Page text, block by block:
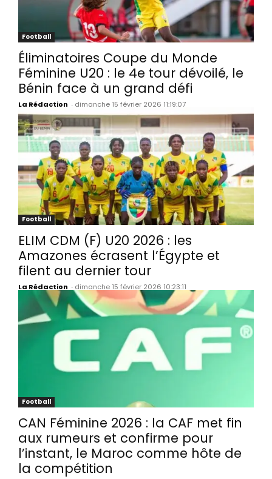
Football
Éliminatoires Coupe du Monde
Féminine U20 : le 4e tour dévoilé, le
Bénin face à un grand défi
La Rédaction - dimanche 15 février 2026 11:19:07
Football
ELIM CDM (F) U20 2026 : les
Amazones écrasent l’Égypte et
filent au dernier tour
La Rédaction - dimanche 15 février 2026 10:23:11
Football
CAN Féminine 2026 : la CAF met fin
aux rumeurs et confirme pour
l’instant, le Maroc comme hôte de
la compétition